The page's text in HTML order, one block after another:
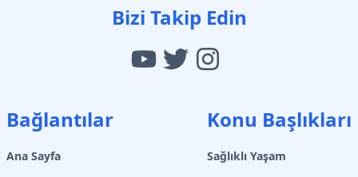
Bizi Takip Edin
Bağlantılar
Ana Sayfa
Konu Başlıkları
Sağlıklı Yaşam